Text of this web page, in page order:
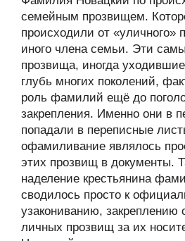
семейным прозвищем.
происходили от «уличного»
иного члена семьи. Эти
прозвища, иногда
глубь многих поколений,
роль фамилий ещё до
закрепления. Именно они в
попадали в переписные
офамиливание являлось
этих прозвищ в документы.
наделение крестьянина
сводилось просто к
узакониванию, закреплению
личных прозвищ за их